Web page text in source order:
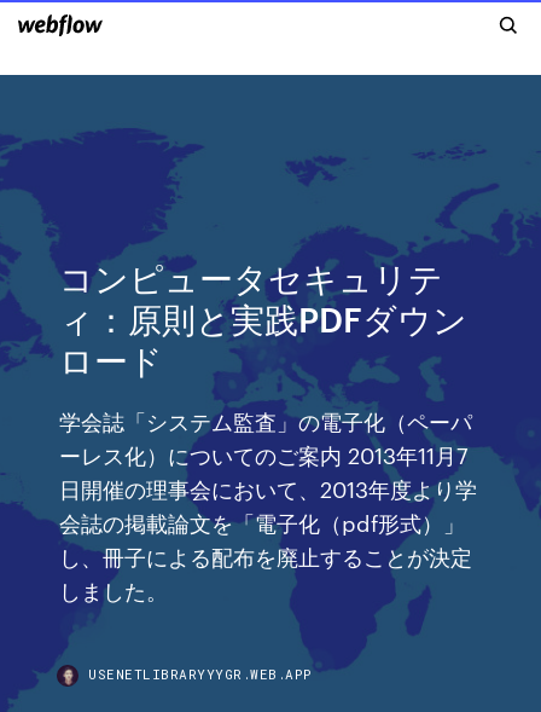
コンピュータセキュリテ
ィ：原則と実践PDFダウン
ロード
学会誌「システム監査」の電子化（ペーパ
ーレス化）についてのご案内 2013年11月7
日開催の理事会において、2013年度より学
会誌の掲載論文を「電子化（pdf形式）」
し、冊子による配布を廃止することが決定
しました。
USENETLIBRARYYYGR.WEB.APP